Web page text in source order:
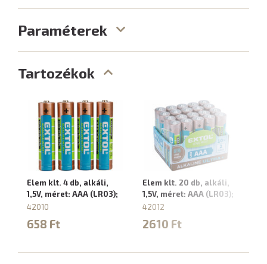
Paraméterek
Tartozékok
Elem klt. 4 db, alkáli,
1,5V, méret: AAA (LR03);
42010
658 Ft
Elem klt. 20 db, alkáli,
1,5V, méret: AAA (LR03);
42012
2610 Ft